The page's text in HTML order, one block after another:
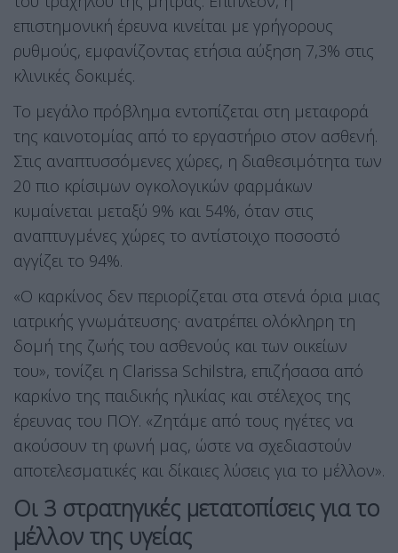
επιστημονική έρευνα κινείται με γρήγορους
ρυθμούς, εμφανίζοντας ετήσια αύξηση 7,3% στις
κλινικές δοκιμές.
Το μεγάλο πρόβλημα εντοπίζεται στη μεταφορά
της καινοτομίας από το εργαστήριο στον ασθενή.
Στις αναπτυσσόμενες χώρες, η διαθεσιμότητα των
20 πιο κρίσιμων ογκολογικών φαρμάκων
κυμαίνεται μεταξύ 9% και 54%, όταν στις
αναπτυγμένες χώρες το αντίστοιχο ποσοστό
αγγίζει το 94%.
«Ο καρκίνος δεν περιορίζεται στα στενά όρια μιας
ιατρικής γνωμάτευσης· ανατρέπει ολόκληρη τη
δομή της ζωής του ασθενούς και των οικείων
του», τονίζει η Clarissa Schilstra, επιζήσασα από
καρκίνο της παιδικής ηλικίας και στέλεχος της
έρευνας του ΠΟΥ. «Ζητάμε από τους ηγέτες να
ακούσουν τη φωνή μας, ώστε να σχεδιαστούν
αποτελεσματικές και δίκαιες λύσεις για το μέλλον».
Οι 3 στρατηγικές μετατοπίσεις για το
μέλλον της υγείας